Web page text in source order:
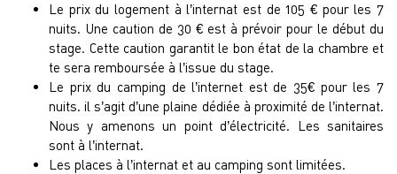
Le prix du logement à l’internat est de 105 € pour les 7
nuits. Une caution de 30 € est à prévoir pour le début du
stage. Cette caution garantit le bon état de la chambre et
te sera remboursée à l’issue du stage.
Le prix du camping de l’internet est de 35€ pour les 7
nuits. il s’agit d’une plaine dédiée à proximité de l’internat.
Nous y amenons un point d’électricité. Les sanitaires
sont à l’internat.
Les places à l’internat et au camping sont limitées.